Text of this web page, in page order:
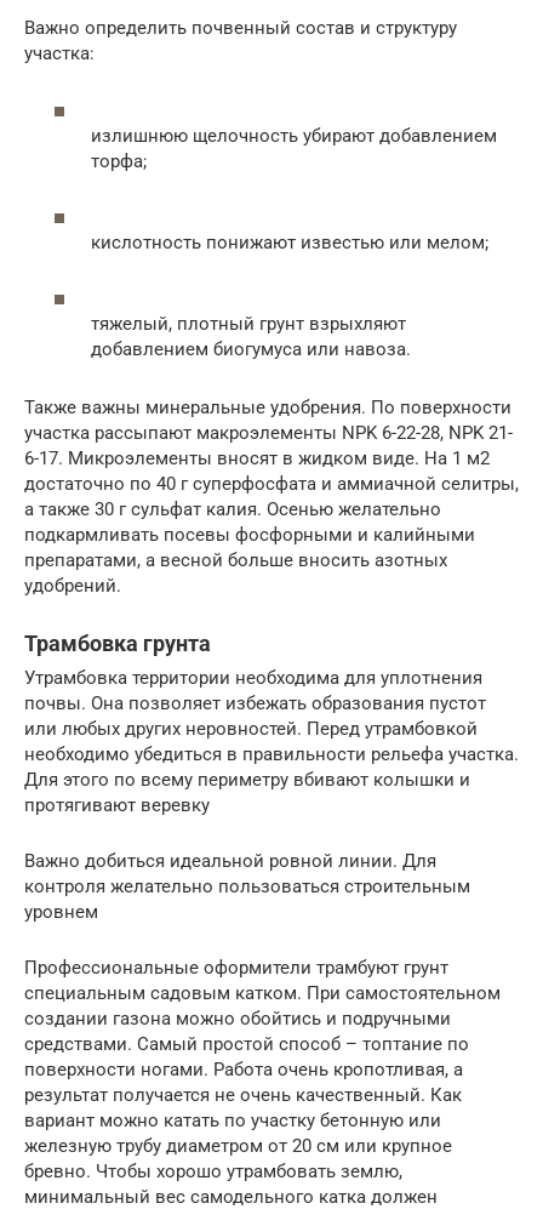
Важно определить почвенный состав и структуру
участка:
излишнюю щелочность убирают добавлением
торфа;
кислотность понижают известью или мелом;
тяжелый, плотный грунт взрыхляют
добавлением биогумуса или навоза.
Также важны минеральные удобрения. По поверхности
участка рассыпают макроэлементы NPK 6-22-28, NPK 21-
6-17. Микроэлементы вносят в жидком виде. На 1 м2
достаточно по 40 г суперфосфата и аммиачной селитры,
а также 30 г сульфат калия. Осенью желательно
подкармливать посевы фосфорными и калийными
препаратами, а весной больше вносить азотных
удобрений.
Трамбовка грунта
Утрамбовка территории необходима для уплотнения
почвы. Она позволяет избежать образования пустот
или любых других неровностей. Перед утрамбовкой
необходимо убедиться в правильности рельефа участка.
Для этого по всему периметру вбивают колышки и
протягивают веревку
Важно добиться идеальной ровной линии. Для
контроля желательно пользоваться строительным
уровнем
Профессиональные оформители трамбуют грунт
специальным садовым катком. При самостоятельном
создании газона можно обойтись и подручными
средствами. Самый простой способ – топтание по
поверхности ногами. Работа очень кропотливая, а
результат получается не очень качественный. Как
вариант можно катать по участку бетонную или
железную трубу диаметром от 20 см или крупное
бревно. Чтобы хорошо утрамбовать землю,
минимальный вес самодельного катка должен